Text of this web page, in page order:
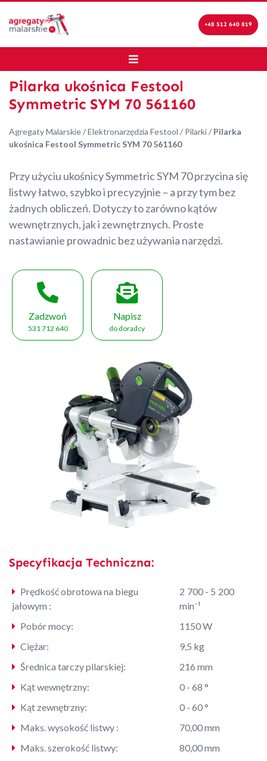
+48 512 640 819
Pilarka ukośnica Festool
Symmetric SYM 70 561160
Agregaty Malarskie/Elektronarzędzia Festool / Pilarki/ Pilarka
ukośnica Festool Symmetric SYM 70 561160
Przy użyciu ukośnicy Symmetric SYM 70 przycina się
listwy łatwo, szybko i precyzyjnie – a przy tym bez
żadnych obliczeń. Dotyczy to zarówno kątów
wewnętrznych, jak i zewnętrznych. Proste
nastawianie prowadnic bez używania narzędzi.
Zadzwoń
531 712 640
Napisz
do doradcy
Specyfikacja Techniczna:
Prędkość obrotowa na biegu
jałowym :
2 700 - 5 200
min⁻¹
Pobór mocy:
1150 W
Ciężar:
9,5 kg
Średnica tarczy pilarskiej:
216 mm
Kąt wewnętrzny:
0 - 68 °
Kąt zewnętrzny:
0 - 60 °
Maks. wysokość listwy :
70,00 mm
Maks. szerokość listwy:
80,00 mm